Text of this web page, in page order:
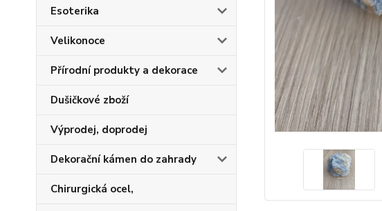
Esoterika
Velikonoce
Přírodní produkty a dekorace
Dušičkové zboží
Výprodej, doprodej
Dekorační kámen do zahrady
Chirurgická ocel,